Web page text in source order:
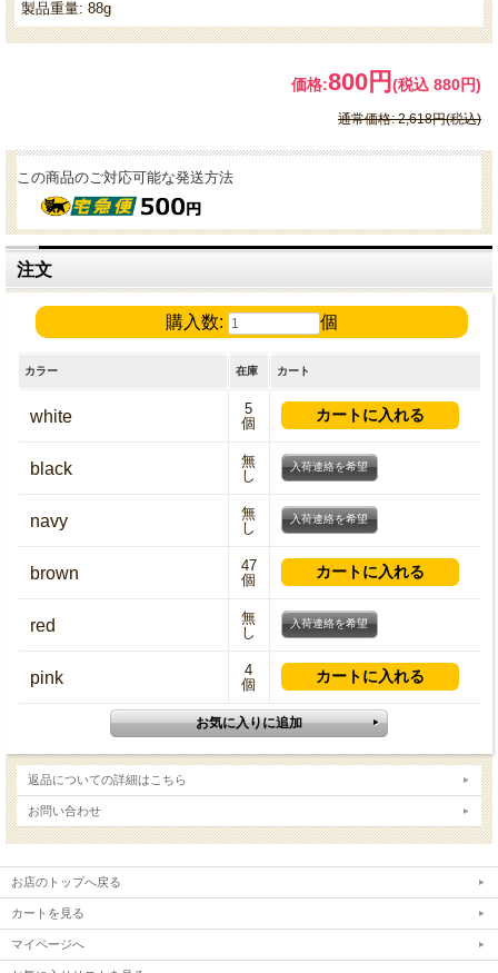
製品重量: 88g
価格:800円 (税込 880円)
通常価格: 2,618円(税込)
この商品のご対応可能な発送方法
注文
購入数: 個
カラー 在庫 カート
white
5
個
black
無
し
入荷連絡を希望
navy
無
し
入荷連絡を希望
brown
47
個
red
無
し
入荷連絡を希望
pink
4
個
返品についての詳細はこちら
お問い合わせ
お店のトップへ戻る
カートを見る
マイページへ